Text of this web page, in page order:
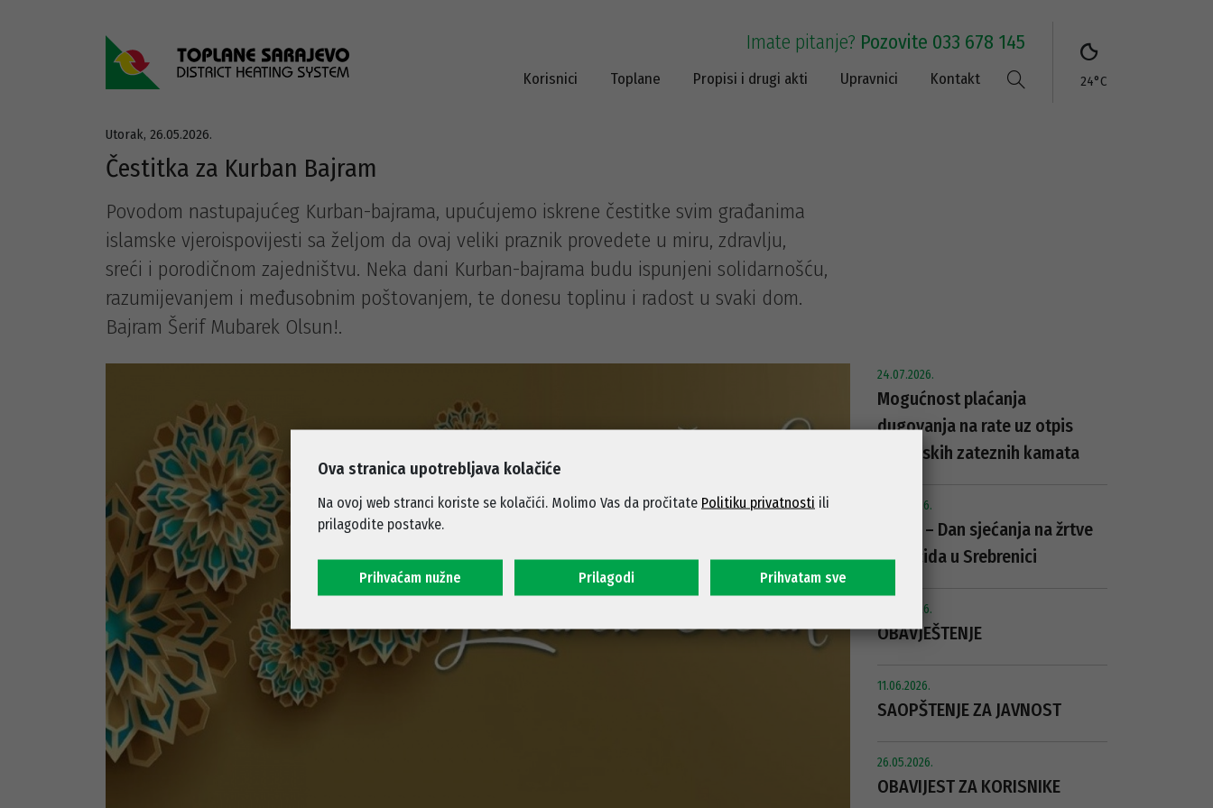
24°C
Imate pitanje? Pozovite 033 678 145
Korisnici Toplane Propisi i drugi akti Upravnici Kontakt
Utorak, 26.05.2026.
Čestitka za Kurban Bajram
Povodom nastupajućeg Kurban-bajrama, upućujemo iskrene čestitke svim građanima
islamske vjeroispovijesti sa željom da ovaj veliki praznik provedete u miru, zdravlju,
sreći i porodičnom zajedništvu. Neka dani Kurban-bajrama budu ispunjeni solidarnošću,
razumijevanjem i međusobnim poštovanjem, te donesu toplinu i radost u svaki dom.
Bajram Šerif Mubarek Olsun!.
24.07.2026.
Mogućnost plaćanja
dugovanja na rate uz otpis
zakonskih zateznih kamata
10.07.2026.
11. juli – Dan sjećanja na žrtve
genocida u Srebrenici
01.07.2026.
OBAVJEŠTENJE
11.06.2026.
SAOPŠTENJE ZA JAVNOST
26.05.2026.
OBAVIJEST ZA KORISNIKE
Ova stranica upotrebljava kolačiće
Na ovoj web stranci koriste se kolačići. Molimo Vas da pročitate Politiku privatnosti ili
prilagodite postavke.
Prihvaćam nužne Prilagodi Prihvatam sve